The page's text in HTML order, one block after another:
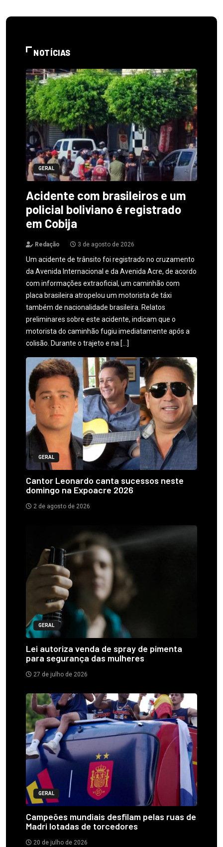
NOTÍCIAS
GERAL
Acidente com brasileiros e um
policial boliviano é registrado
em Cobija
Redação 3 de agosto de 2026
Um acidente de trânsito foi registrado no cruzamento
da Avenida Internacional e da Avenida Acre, de acordo
com informações extraoficial, um caminhão com
placa brasileira atropelou um motorista de táxi
também de nacionalidade brasileira. Relatos
preliminares sobre este acidente, indicam que o
motorista do caminhão fugiu imediatamente após a
colisão. Durante o trajeto e na […]
GERAL
Cantor Leonardo canta sucessos neste
domingo na Expoacre 2026
2 de agosto de 2026
GERAL
Lei autoriza venda de spray de pimenta
para segurança das mulheres
27 de julho de 2026
GERAL
Campeões mundiais desfilam pelas ruas de
Madri lotadas de torcedores
20 de julho de 2026